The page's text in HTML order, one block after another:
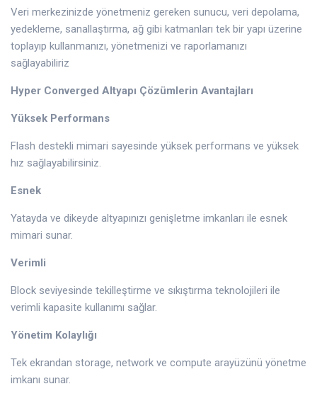
Veri merkezinizde yönetmeniz gereken sunucu, veri depolama,
yedekleme, sanallaştırma, ağ gibi katmanları tek bir yapı üzerine
toplayıp kullanmanızı, yönetmenizi ve raporlamanızı
sağlayabiliriz
Hyper Converged Altyapı Çözümlerin Avantajları
Yüksek Performans
Flash destekli mimari sayesinde yüksek performans ve yüksek
hız sağlayabilirsiniz.
Esnek
Yatayda ve dikeyde altyapınızı genişletme imkanları ile esnek
mimari sunar.
Verimli
Block seviyesinde tekilleştirme ve sıkıştırma teknolojileri ile
verimli kapasite kullanımı sağlar.
Yönetim Kolaylığı
Tek ekrandan storage, network ve compute arayüzünü yönetme
imkanı sunar.